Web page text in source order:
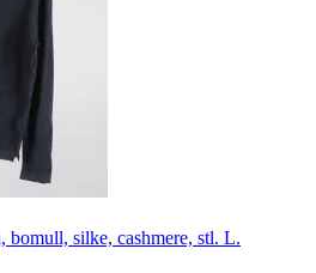
bomull, silke, cashmere, stl. L.